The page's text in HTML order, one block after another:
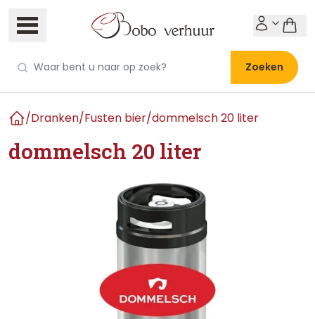
Zoeken
/Dranken/Fusten bier/dommelsch 20 liter
dommelsch 20 liter